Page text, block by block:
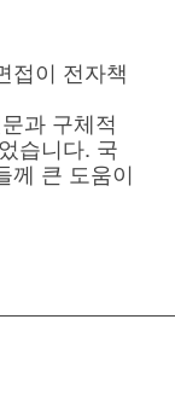
접이 전자책
과 구체적
습니다. 국
께 큰 도움이